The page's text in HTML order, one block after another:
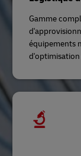
Gamme
équipements
d'optimisation